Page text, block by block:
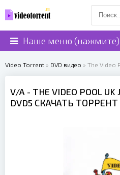
Наше меню (нажмите)
Video Torrent » DVD видео » The Video
V/A - THE VIDEO POOL UK
DVD5 СКАЧАТЬ ТОРРЕНТ